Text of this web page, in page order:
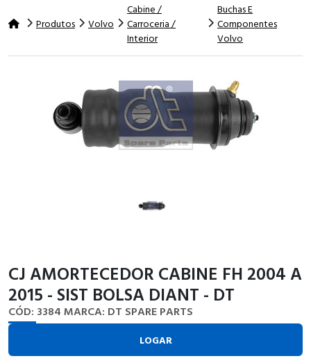
Produtos Volvo
Cabine /
Carroceria /
Interior
Buchas E
Componentes
Volvo
CJ AMORTECEDOR CABINE FH 2004 A
2015 - SIST BOLSA DIANT - DT
CÓD: 3384 MARCA: DT SPARE PARTS
LOGAR